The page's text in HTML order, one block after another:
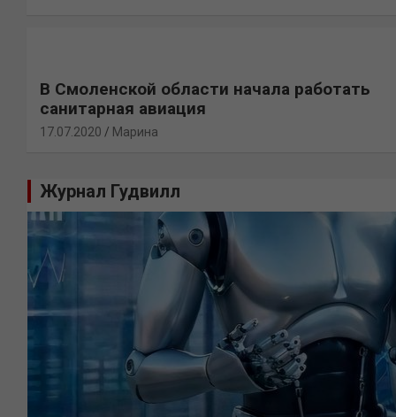
В Смоленской области начала работать
санитарная авиация
17.07.2020 Марина
Журнал Гудвилл